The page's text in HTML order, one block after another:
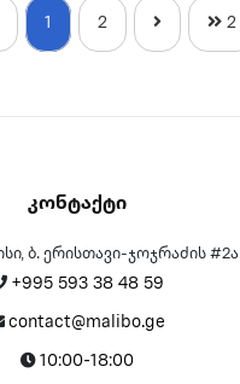
1 2 2
Კონტაქტი
ბ. ერისთავი-ჯოჯრაძის #2ა
+995 593 38 48 59
contact@malibo.ge
10:00-18:00